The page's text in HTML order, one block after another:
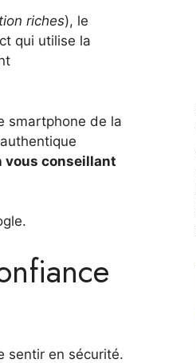
riches), le
qui utilise la
smartphone de la
vous conseillant
sentir en sécurité.